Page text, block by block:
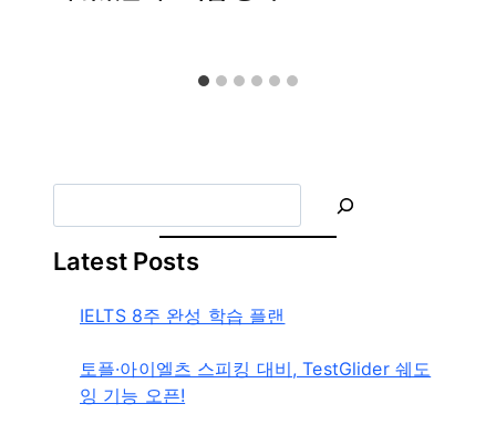
e
a
r
Latest Posts
IELTS 8주 완성 학습 플랜
토플·아이엘츠 스피킹 대비, TestGlider 쉐도
잉 기능 오픈!